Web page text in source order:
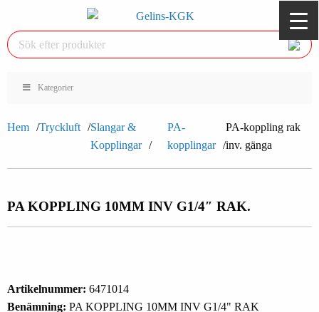
Kategorier
Hem Tryckluft
Slangar &
Kopplingar
PA-
kopplingar
PA-koppling rak
inv. gänga
PA KOPPLING 10MM INV G1/4″ RAK.
Artikelnummer: 6471014
Benämning: PA KOPPLING 10MM INV G1/4" RAK